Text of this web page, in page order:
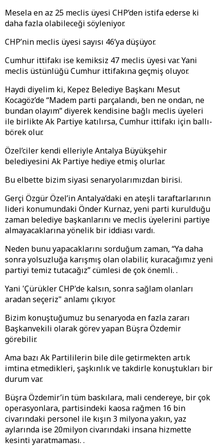
Mesela en az 25 meclis üyesi CHP’den istifa ederse ki
daha fazla olabileceği söyleniyor.
CHP’nin meclis üyesi sayısı 46’ya düşüyor.
Cumhur ittifakı ise kemiksiz 47 meclis üyesi var. Yani
meclis üstünlüğü Cumhur ittifakına geçmiş oluyor.
Haydi diyelim ki, Kepez Belediye Başkanı Mesut
Kocagöz’de “Madem parti parçalandı, ben ne ondan, ne
bundan olayım” diyerek kendisine bağlı meclis üyeleri
ile birlikte Ak Partiye katılırsa, Cumhur ittifakı için ballı-
börek olur.
Özel’ciler kendi elleriyle Antalya Büyükşehir
belediyesini Ak Partiye hediye etmiş olurlar.
Bu elbette bizim siyasi senaryolarımızdan birisi.
Gerçi Özgür Özel’in Antalya’daki en ateşli taraftarlarının
lideri konumundaki Önder Kurnaz, yeni parti kurulduğu
zaman belediye başkanlarını ve meclis üyelerini partiye
almayacaklarına yönelik bir iddiası vardı.
Neden bunu yapacaklarını sorduğum zaman, “Ya daha
sonra yolsuzluğa karışmış olan olabilir, kuracağımız yeni
partiyi temiz tutacağız” cümlesi de çok önemli. .
Yani 'Çürükler CHP'de kalsın, sonra sağlam olanları
aradan seçeriz" anlamı çıkıyor.
Bizim konuştuğumuz bu senaryoda en fazla zararı
Başkanvekili olarak görev yapan Büşra Özdemir
görebilir.
Ama bazı Ak Partililerin bile dile getirmekten artık
imtina etmedikleri, şaşkınlık ve takdirle konuştukları bir
durum var.
Büşra Özdemir’in tüm baskılara, mali cendereye, bir çok
operasyonlara, partisindeki kaosa rağmen 16 bin
civarındaki personel ile kışın 3 milyona yakın, yaz
aylarında ise 20milyon civarındaki insana hizmette
kesinti yaratmaması. .